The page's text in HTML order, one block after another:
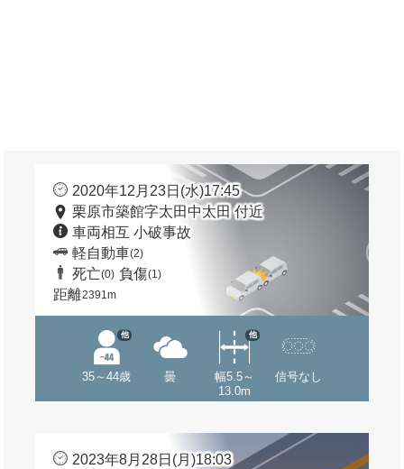
2020年12月23日(水)17:45
栗原市築館字太田中太田 付近
車両相互 小破事故
軽自動車(2)
死亡(0) 負傷(1)
距離2391m
35～44歳
他
曇
幅5.5～
13.0m
他
信号なし
2023年8月28日(月)18:03